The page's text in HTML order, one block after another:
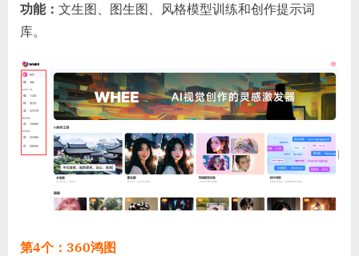
功能： 文生图、图生图、风格模型训练和创作提示词
库。
第4个：360鸿图